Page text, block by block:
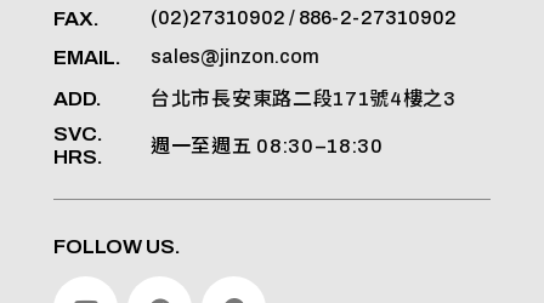
FAX. (02)27310902 / 886-2-27310902
EMAIL. sales@jinzon.com
ADD. 台北市長安東路二段171號4樓之3
SVC.
HRS.
週一至週五 08:30–18:30
FOLLOW US.